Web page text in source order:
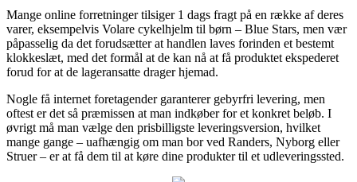
Mange online forretninger tilsiger 1 dags fragt på en række af deres
varer, eksempelvis Volare cykelhjelm til børn – Blue Stars, men vær
påpasselig da det forudsætter at handlen laves forinden et bestemt
klokkeslæt, med det formål at de kan nå at få produktet ekspederet
forud for at de lageransatte drager hjemad.
Nogle få internet foretagender garanterer gebyrfri levering, men
oftest er det så præmissen at man indkøber for et konkret beløb. I
øvrigt må man vælge den prisbilligste leveringsversion, hvilket
mange gange – uafhængig om man bor ved Randers, Nyborg eller
Struer – er at få dem til at køre dine produkter til et udleveringssted.